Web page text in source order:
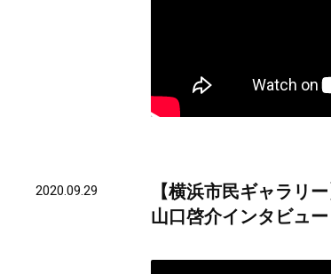
2020.09.29
【横浜市民ギャラリ
山口啓介インタビュー